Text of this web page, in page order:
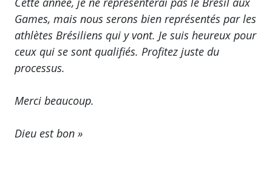
Games, mais nous serons bien représentés par les
athlètes Brésiliens qui y vont. Je suis heureux pour
ceux qui se sont qualifiés. Profitez juste du
processus.
Merci beaucoup.
Dieu est bon »